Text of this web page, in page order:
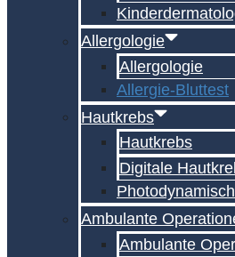
Allergologie
Allergologie
Allergie-Bluttest
Hautkrebs
Hautkrebs
Digitale
Ambulante
Ambulante